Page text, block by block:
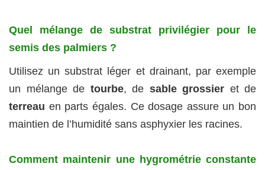
Quel mélange de substrat privilégier pour le
semis des palmiers ?
Utilisez un substrat léger et drainant, par exemple
un mélange de tourbe, de sable grossier et de
terreau en parts égales. Ce dosage assure un bon
maintien de l’humidité sans asphyxier les racines.
Comment maintenir une hygrométrie constante